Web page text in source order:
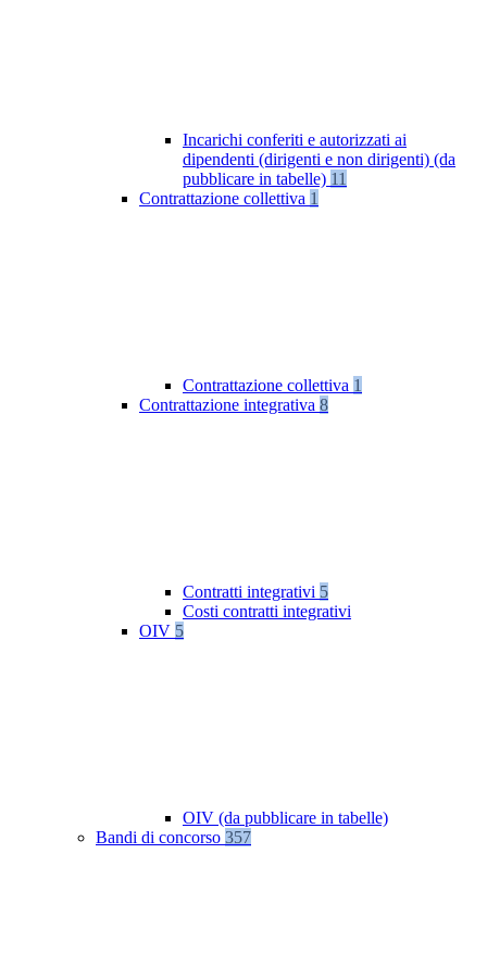
Incarichi conferiti e autorizzati ai
dipendenti (dirigenti e non dirigenti) (da
pubblicare in tabelle) 11
Contrattazione collettiva 1
Contrattazione collettiva 1
Contrattazione integrativa 8
Contratti integrativi 5
Costi contratti integrativi
OIV 5
OIV (da pubblicare in tabelle)
Bandi di concorso 357